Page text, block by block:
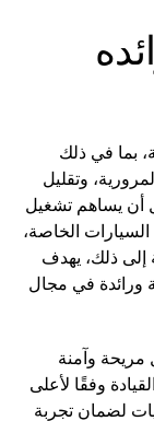
بما في ذلك
وتقليل
أن يساهم تشغيل
السيارات الخاصة،
إلى ذلك، يهدف
ورائدة في مجال
مريحة وآمنة
وفقًا لأعلى
لضمان تجربة